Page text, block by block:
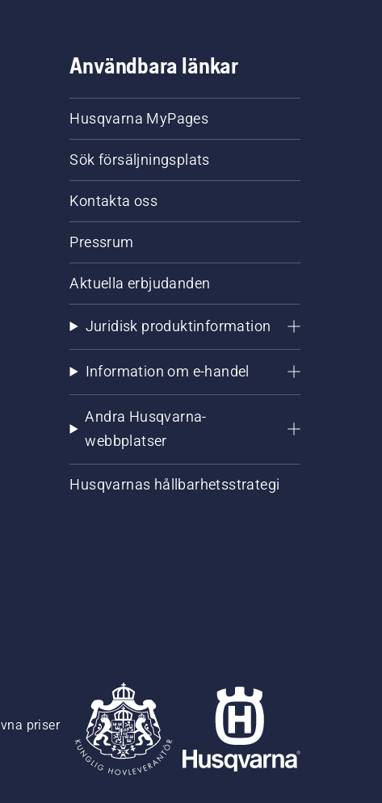
Användbara länkar
Husqvarna MyPages
Sök försäljningsplats
Kontakta oss
Pressrum
Aktuella erbjudanden
Juridisk produktinformation
Information om e-handel
Andra Husqvarna-
webbplatser
Husqvarnas hållbarhetsstrategi
priser